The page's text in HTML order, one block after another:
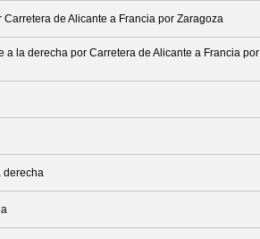
de Alicante a Francia por Zaragoza
a la derecha por Carretera de Alicante a Francia por
derecha